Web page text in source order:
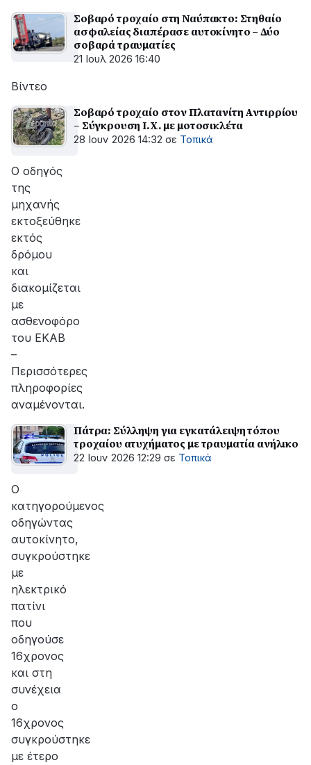
ΔΕΔΔΗΕ
για
την
της
Σοβαρό τροχαίο στη Ναύπακτο: Στηθαίο
ασφαλείας διαπέρασε αυτοκίνητο – Δύο
σοβαρά τραυματίες
21 Ιουλ 2026 16:40
Βίντεο
Σοβαρό τροχαίο στον Πλατανίτη Αντιρρίου
– Σύγκρουση Ι.Χ. με μοτοσικλέτα
28 Ιουν 2026 14:32 σε Τοπικά
Ο οδηγός
της
μηχανής
εκτοξεύθηκε
εκτός
δρόμου
και
διακομίζεται
με
ασθενοφόρο
του ΕΚΑΒ
–
Περισσότερες
πληροφορίες
αναμένονται.
Πάτρα: Σύλληψη για εγκατάλειψη τόπου
τροχαίου ατυχήματος με τραυματία ανήλικο
22 Ιουν 2026 12:29 σε Τοπικά
O
κατηγορούμενος
οδηγώντας
αυτοκίνητο,
συγκρούστηκε
με
ηλεκτρικό
πατίνι
που
οδηγούσε
16χρονος
και στη
συνέχεια
ο
16χρονος
συγκρούστηκε
με έτερο